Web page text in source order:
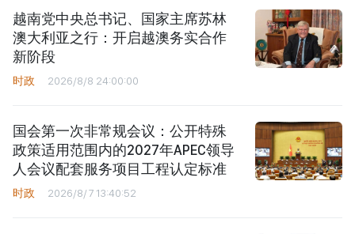
越南党中央总书记、国家主席苏林
澳大利亚之行：开启越澳务实合作
新阶段
时政 2026/8/8 24:00:00
国会第一次非常规会议：公开特殊
政策适用范围内的2027年APEC领导
人会议配套服务项目工程认定标准
时政 2026/8/7 13:40:52